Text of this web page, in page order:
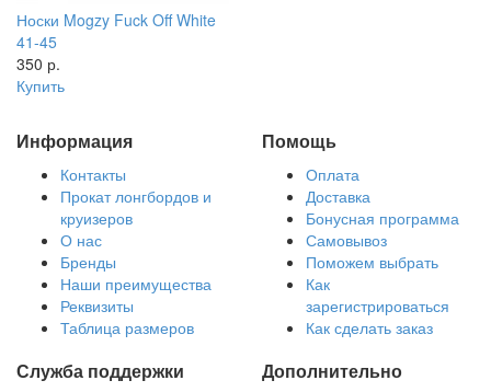
Носки Mogzy Fuck Off White
41-45
350 р.
Купить
Информация
Контакты
Прокат лонгбордов и
круизеров
О нас
Бренды
Наши преимущества
Реквизиты
Таблица размеров
Помощь
Оплата
Доставка
Бонусная программа
Самовывоз
Поможем выбрать
Как
зарегистрироваться
Как сделать заказ
Служба поддержки Дополнительно